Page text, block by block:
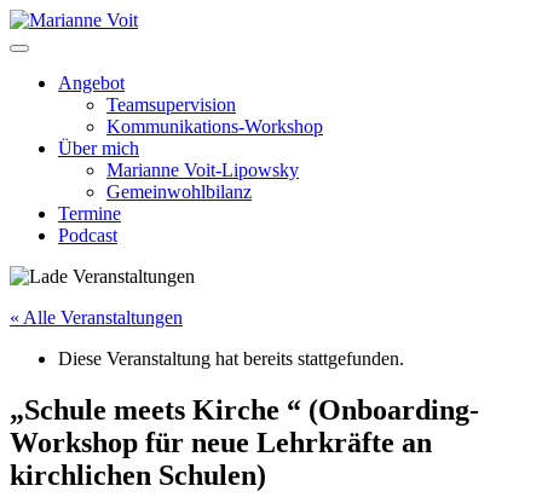
Skip
to
Angebot
Teamsupervision
Kommunikations-Workshop
Über mich
Marianne Voit-Lipowsky
Gemeinwohlbilanz
Termine
Podcast
« Alle Veranstaltungen
Diese Veranstaltung hat bereits stattgefunden.
„Schule meets Kirche “ (Onboarding-
Workshop für neue Lehrkräfte an
kirchlichen Schulen)